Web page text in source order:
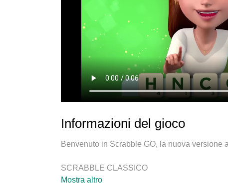
Informazioni del gioco
Benvenuto in Scrabble GO, la nuova
SCRABBLE CLASSICO
Gioca a Scrabble nella modalità classica che
Mostra altro